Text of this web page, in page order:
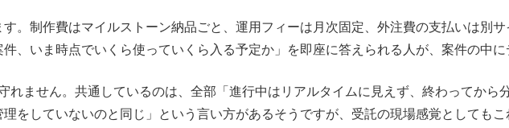
。制作費はマイルストーン納品ごと、運用フィーは月次固定、外注費の支払いは別
、いま時点でいくら使っていくら入る予定か」を即座に答えられる人が、案件の中
れません。共通しているのは、全部「進行中はリアルタイムに見えず、終わってか
をしていないのと同じ」という言い方があるそうですが、受託の現場感覚としても